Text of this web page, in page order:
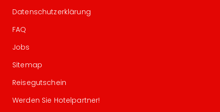
Datenschutzerklärung
FAQ
Jobs
Sitemap
Reisegutschein
Werden Sie Hotelpartner!